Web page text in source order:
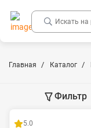
Главная Каталог
Фильтр
5.0